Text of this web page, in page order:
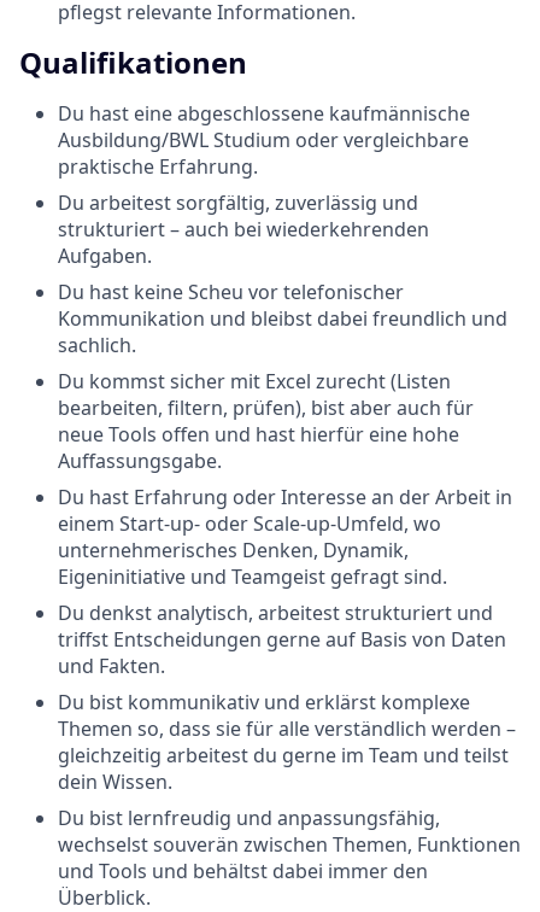
pflegst relevante Informationen.
Qualifikationen
Du hast eine abgeschlossene kaufmännische
Ausbildung/BWL Studium oder vergleichbare
praktische Erfahrung.
Du arbeitest sorgfältig, zuverlässig und
strukturiert – auch bei wiederkehrenden
Aufgaben.
Du hast keine Scheu vor telefonischer
Kommunikation und bleibst dabei freundlich und
sachlich.
Du kommst sicher mit Excel zurecht (Listen
bearbeiten, filtern, prüfen), bist aber auch für
neue Tools offen und hast hierfür eine hohe
Auffassungsgabe.
Du hast Erfahrung oder Interesse an der Arbeit in
einem Start-up- oder Scale-up-Umfeld, wo
unternehmerisches Denken, Dynamik,
Eigeninitiative und Teamgeist gefragt sind.
Du denkst analytisch, arbeitest strukturiert und
triffst Entscheidungen gerne auf Basis von Daten
und Fakten.
Du bist kommunikativ und erklärst komplexe
Themen so, dass sie für alle verständlich werden –
gleichzeitig arbeitest du gerne im Team und teilst
dein Wissen.
Du bist lernfreudig und anpassungsfähig,
wechselst souverän zwischen Themen, Funktionen
und Tools und behältst dabei immer den
Überblick.